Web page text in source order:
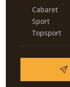
Cabaret
Sport
Topsport